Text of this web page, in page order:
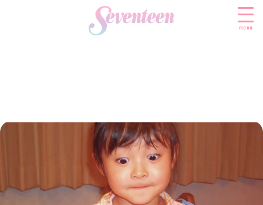
menu
FASHION
ファッションニュース
着痩せ
ビューティニュース
トレンドメイク
スクールニュース
ENTERTAINMENT